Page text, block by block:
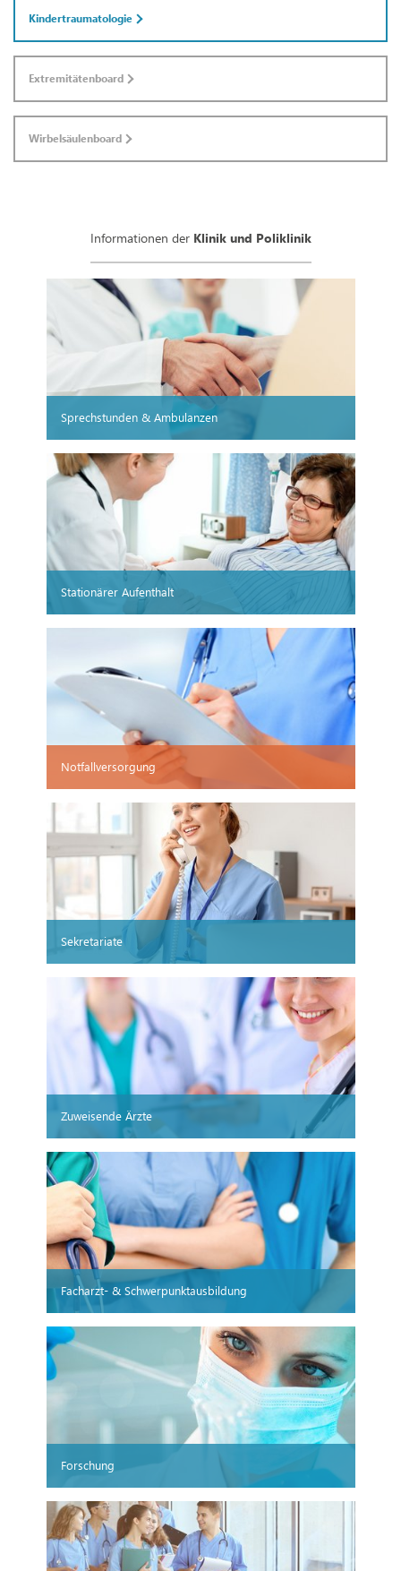
Kindertraumatologie
Extremitätenboard
Wirbelsäulenboard
Informationen derKlinik und Poliklinik
Sprechstunden & Ambulanzen
Stationärer Aufenthalt
Notfallversorgung
Sekretariate
Zuweisende Ärzte
Facharzt- & Schwerpunktausbildung
Forschung